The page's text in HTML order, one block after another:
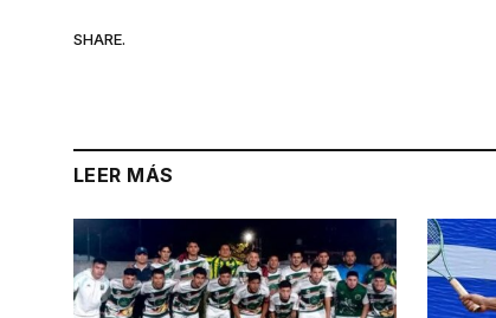
SHARE.
LEER MÁS